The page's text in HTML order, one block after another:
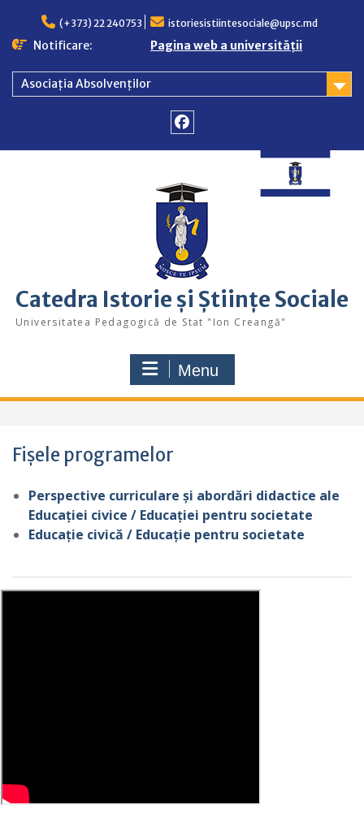
content
(+373) 22 240753 istoriesistiintesociale@upsc.md
Notificare: Pagina web a universității
Asociația Absolvenților
Catedra Istorie și Științe Sociale
Universitatea Pedagogică de Stat "Ion Creangă"
Menu
Fișele programelor
Perspective curriculare și abordări didactice ale
Educației civice / Educației pentru societate
Educație civică / Educație pentru societate